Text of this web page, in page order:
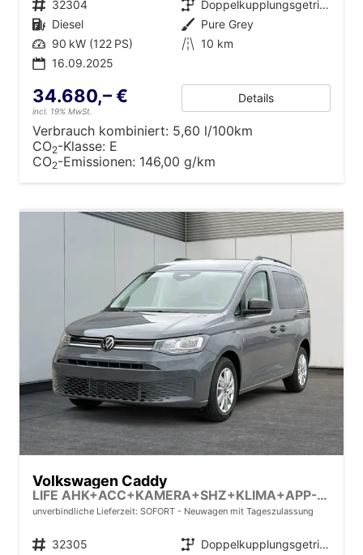
Fahrzeugnr. 32304 Getriebe
Doppelkupplungsgetriebe (DSG)
Kraftstoff Diesel Außenfarbe Pure Grey
Leistung 90 kW (122 PS) Kilometerstand 10 km
16.09.2025
34.680,– €
incl. 19% MwSt.
Details
Verbrauch kombiniert: 5,60 l/100km
CO2-Klasse: E
CO2-Emissionen: 146,00 g/km
Volkswagen Caddy
LIFE AHK+ACC+KAMERA+SHZ+KLIMA+APP-CONNECT
unverbindliche Lieferzeit: SOFORT Neuwagen mit Tageszulassung
Fahrzeugnr. 32305 Getriebe
Doppelkupplungsgetriebe (DSG)